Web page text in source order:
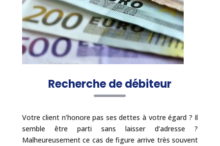
Recherche de débiteur
Votre client n’honore pas ses dettes à votre égard ? Il
semble être parti sans laisser d’adresse ?
Malheureusement ce cas de figure arrive très souvent